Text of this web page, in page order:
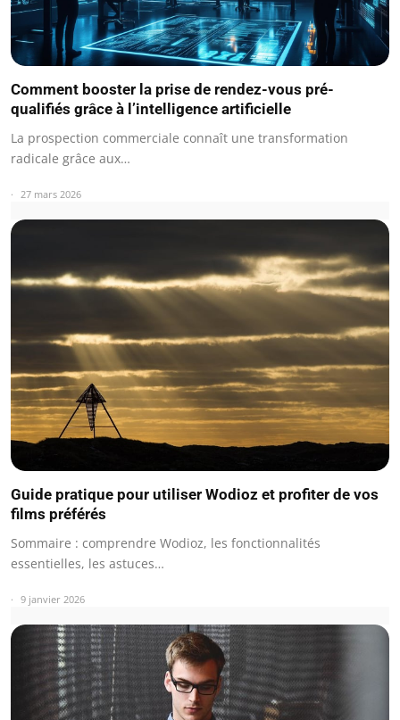
Comment booster la prise de rendez-vous pré-
qualifiés grâce à l’intelligence artificielle
La prospection commerciale connaît une transformation
radicale grâce aux…
27 mars 2026
Guide pratique pour utiliser Wodioz et profiter de vos
films préférés
Sommaire : comprendre Wodioz, les fonctionnalités
essentielles, les astuces…
9 janvier 2026